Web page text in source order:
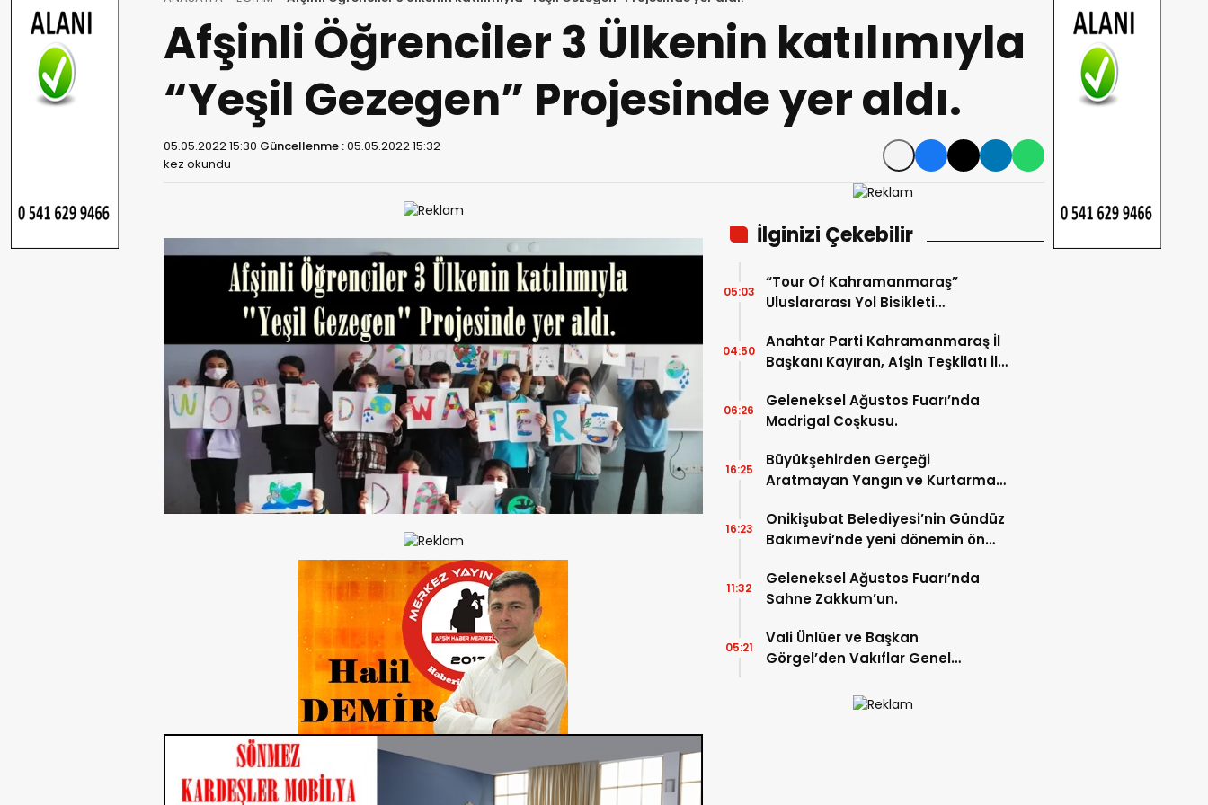
Afşinli Öğrenciler 3 Ülkenin katılımıyla
“Yeşil Gezegen” Projesinde yer aldı.
05.05.2022 15:30 Güncellenme :05.05.2022 15:32
kez okundu
İlginizi Çekebilir
“Tour Of Kahramanmaraş”
Uluslararası Yol Bisikleti
05:03
Anahtar Parti Kahramanmaraş İl
Başkanı Kayıran, Afşin Teşkilatı ile
04:50
Geleneksel Ağustos Fuarı’nda
Madrigal Coşkusu.
06:26
Büyükşehirden Gerçeği
Aratmayan Yangın ve Kurtarma
16:25
Onikişubat Belediyesi’nin Gündüz
Bakımevi’nde yeni dönemin ön
16:23
Geleneksel Ağustos Fuarı’nda
Sahne Zakkum’un.
11:32
Vali Ünlüer ve Başkan
Görgel’den Vakıflar Genel
05:21